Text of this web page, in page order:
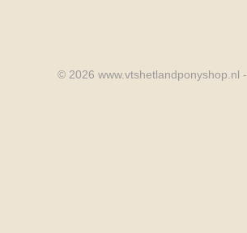
© 2026 www.vtshetlandponyshop.nl